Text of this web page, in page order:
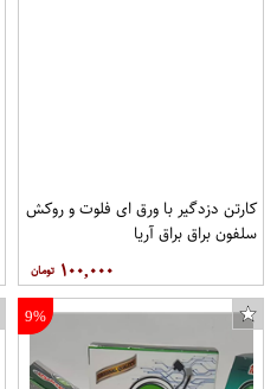
کارتن دزدگیر با ورق ای فلوت و روکش
سلفون براق براق آریا
۱۰۰,۰۰۰
9%